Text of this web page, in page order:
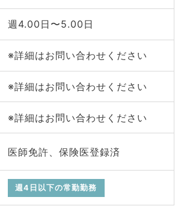
週4.00日〜5.00日
※詳細はお問い合わせください
※詳細はお問い合わせください
※詳細はお問い合わせください
医師免許、保険医登録済
週4日以下の常勤勤務